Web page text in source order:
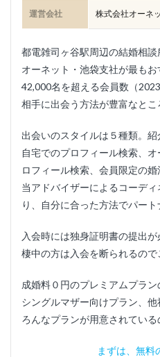
運営会社 株式会社オーネ
都電雑司ヶ谷駅周辺の結婚相談
オーネット・池袋支社が最も
42,000名を超える会員数（
相手に出会う方法が豊富なとこ
出会いのスタイルは５種類。紹
自宅でのプロフィール検索、
ロフィール検索、会員限定の
当アドバイザーによるコーデ
り、自分に合った方法でパート
入会時には独身証明書の提出
棲中の方は入会を断られるので
成婚料０円のプレミアムプラン
シングルマザー向けプラン、
ろんなプランが用意されている
まずは、無料